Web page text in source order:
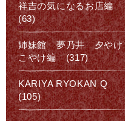
祥吉の気になるお店編
(63)
姉妹館 夢乃井 夕やけ
こやけ編 (317)
KARIYA RYOKAN Q
(105)